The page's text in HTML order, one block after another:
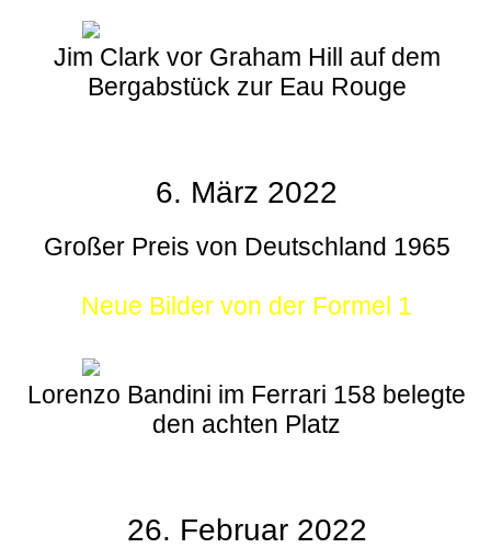
Jim Clark vor Graham Hill auf dem
Bergabstück zur Eau Rouge
6. März 2022
Großer Preis von Deutschland 1965
Neue Bilder von der Formel 1
Lorenzo Bandini im Ferrari 158 belegte
den achten Platz
26. Februar 2022